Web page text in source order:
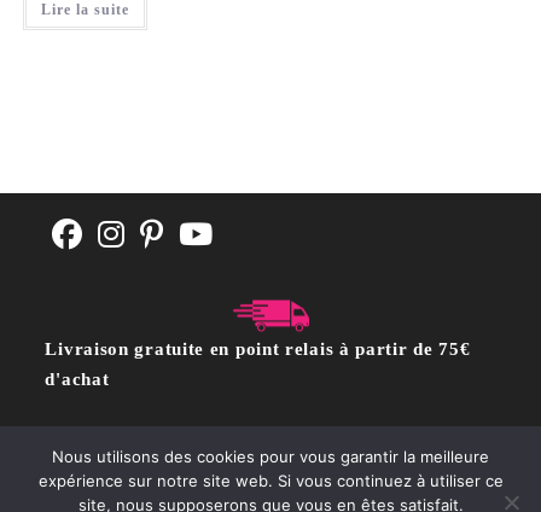
Lire la suite
Livraison gratuite en point relais à partir de 75€
d'achat
CGV POLITIQUE DE CONFIDENTIALITÉ Contact
Nous utilisons des cookies pour vous garantir la meilleure
expérience sur notre site web. Si vous continuez à utiliser ce
site, nous supposerons que vous en êtes satisfait.